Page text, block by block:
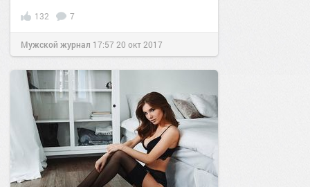
132 7
Мужской журнал 17:57 20 окт 2017